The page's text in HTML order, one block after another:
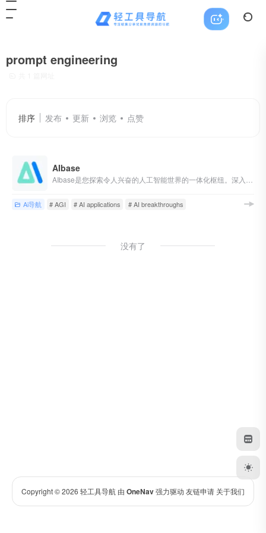
prompt engineering
排序 发布 更新 浏览 点赞
AIbase
Ai导航 # AGI # AI applications # AI breakthroughs
没有了
Copyright © 2026 轻工具导航 由 OneNav强力驱动 友链申请 关于我们